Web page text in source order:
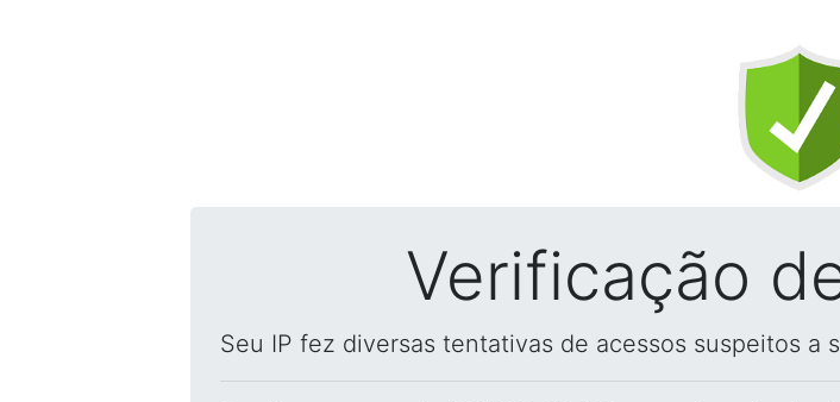
Verificação
Seu IP fez diversas tentativas de acessos suspeitos a